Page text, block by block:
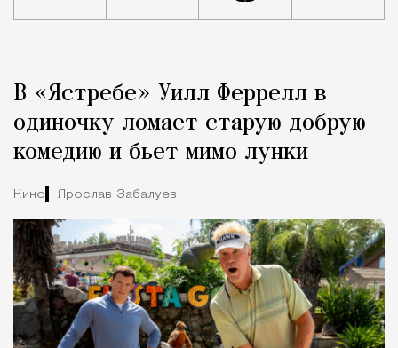
Город
В «Ястребе» Уилл Феррелл в
одиночку ломает старую добрую
комедию и бьет мимо лунки
Кино Ярослав Забалуев